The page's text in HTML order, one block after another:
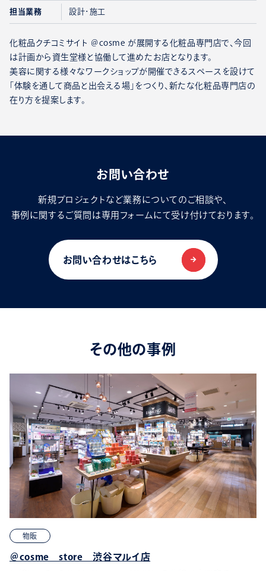
担当業務 設計･施工
化粧品クチコミサイト ＠cosme が展開する化粧品専門店で、今回
は計画から資生堂様と協働して進めたお店となります。
美容に関する様々なワークショップが開催できるスペースを設けて
「体験を通して商品と出会える場」をつくり、新たな化粧品専門店の
在り方を提案します。
お問い合わせ
新規プロジェクトなど業務についてのご相談や、
事例に関するご質問は専用フォームにて受け付けております。
お問い合わせはこちら
その他の事例
物販
＠cosme store 渋谷マルイ店